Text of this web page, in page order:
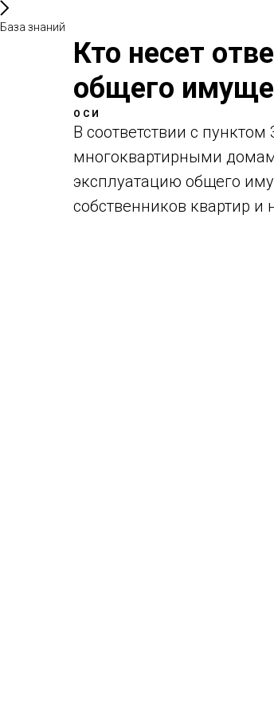
База знаний
Кто несет
общего
ОСИ
В соответствии с
многоквартирными
эксплуатацию общего
собственников квартир